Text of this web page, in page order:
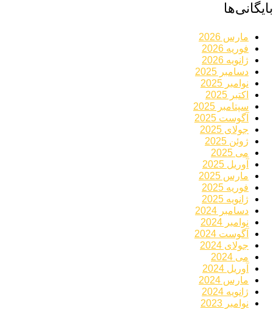
بایگانی‌ها
مارس 2026
فوریه 2026
ژانویه 2026
دسامبر 2025
نوامبر 2025
اکتبر 2025
سپتامبر 2025
آگوست 2025
جولای 2025
ژوئن 2025
می 2025
آوریل 2025
مارس 2025
فوریه 2025
ژانویه 2025
دسامبر 2024
نوامبر 2024
آگوست 2024
جولای 2024
می 2024
آوریل 2024
مارس 2024
ژانویه 2024
نوامبر 2023